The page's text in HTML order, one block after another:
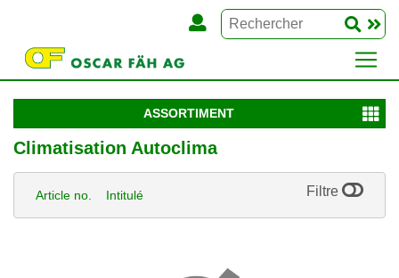
ASSORTIMENT
Climatisation Autoclima
Article no. Intitulé Filtre